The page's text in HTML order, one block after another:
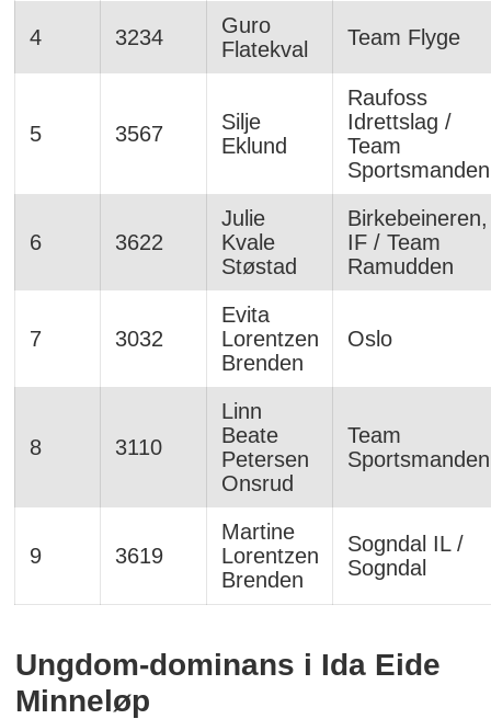
4 3234
Guro
Flatekval
Team Flyge
5 3567
Silje
Eklund
Raufoss
Idrettslag /
Team
Sportsmanden
6 3622
Julie
Kvale
Støstad
Birkebeineren,
IF / Team
Ramudden
7 3032
Evita
Lorentzen
Brenden
Oslo
8 3110
Linn
Beate
Petersen
Onsrud
Team
Sportsmanden
9 3619
Martine
Lorentzen
Brenden
Sogndal IL /
Sogndal
Ungdom-dominans i Ida Eide
Minneløp